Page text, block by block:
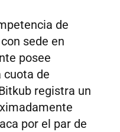
de
sede en
posee
cuota de
registra un
por el par de